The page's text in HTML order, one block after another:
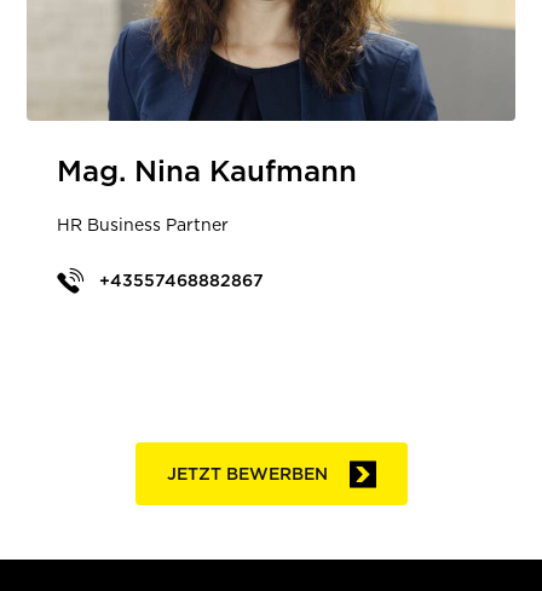
Mag. Nina Kaufmann
HR Business Partner
+43557468882867
JETZT BEWERBEN